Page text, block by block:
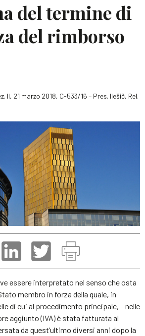
del termine di
del rimborso
II, 21 marzo 2018, C-533/16 – Pres. Ilešič, Rel.
essere interpretato nel senso che osta
membro in forza della quale, in
di cui al procedimento principale, – nelle
aggiunto (IVA) è stata fatturata al
da quest’ultimo diversi anni dopo la